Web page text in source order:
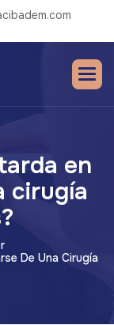
en
cirugía
De Una Cirugía